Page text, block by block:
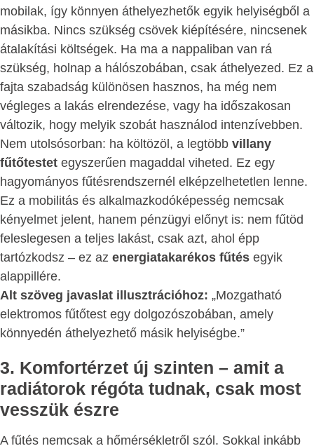
mobilak, így könnyen áthelyezhetők egyik helyiségből a
másikba. Nincs szükség csövek kiépítésére, nincsenek
átalakítási költségek. Ha ma a nappaliban van rá
szükség, holnap a hálószobában, csak áthelyezed. Ez a
fajta szabadság különösen hasznos, ha még nem
végleges a lakás elrendezése, vagy ha időszakosan
változik, hogy melyik szobát használod intenzívebben.
Nem utolsósorban: ha költözöl, a legtöbb villany
fűtőtestet egyszerűen magaddal viheted. Ez egy
hagyományos fűtésrendszernél elképzelhetetlen lenne.
Ez a mobilitás és alkalmazkodóképesség nemcsak
kényelmet jelent, hanem pénzügyi előnyt is: nem fűtöd
feleslegesen a teljes lakást, csak azt, ahol épp
tartózkodsz – ez az energiatakarékos fűtés egyik
alappillére.
Alt szöveg javaslat illusztrációhoz: „Mozgatható
elektromos fűtőtest egy dolgozószobában, amely
könnyedén áthelyezhető másik helyiségbe.”
3. Komfortérzet új szinten – amit a
radiátorok régóta tudnak, csak most
vesszük észre
A fűtés nemcsak a hőmérsékletről szól. Sokkal inkább